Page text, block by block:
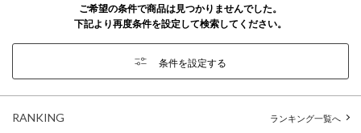
ご希望の条件で商品は見つかりませんでした。
下記より再度条件を設定して検索してください。
条件を設定する
RANKING ランキング一覧へ